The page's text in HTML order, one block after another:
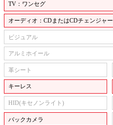
TV：ワンセグ
オーディオ：CDまたはCDチェンジャー
ビジュアル
アルミホイール
革シート
キーレス
HID(キセノンライト)
バックカメラ